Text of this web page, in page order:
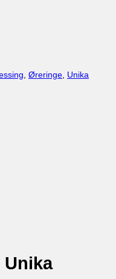
, Øreringe, Unika
Unika